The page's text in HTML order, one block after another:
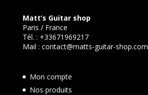
Matt’s Guitar shop
Paris / France
Tél. : +33671969217
Mail : contact@matts-guitar-shop.com
Mon compte
Nos produits